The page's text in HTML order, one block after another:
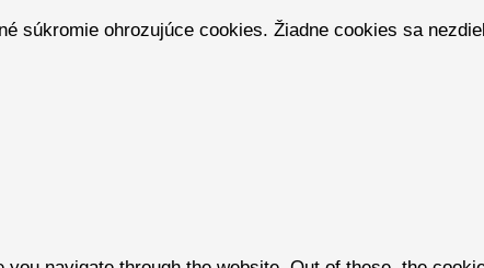
súkromie ohrozujúce cookies. Žiadne cookies sa